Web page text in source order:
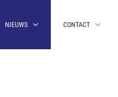
NIEUWS CONTACT